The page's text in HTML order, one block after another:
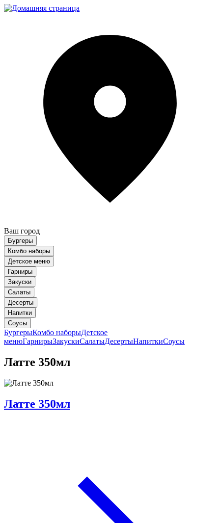
Ваш город
Бургеры
Комбо наборы
Детское меню
Гарниры
Закуски
Салаты
Десерты
Напитки
Соусы
БургерыКомбо наборыДетское
менюГарнирыЗакускиСалатыДесертыНапиткиСоусы
Латте 350мл
Латте 350мл